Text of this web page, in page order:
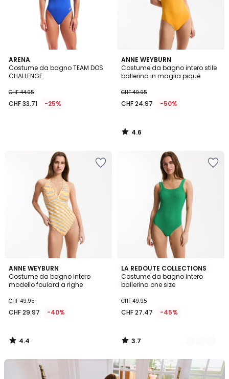
ARENA
Costume da bagno TEAM DOS
CHALLENGE
CHF 44.95
CHF 33.71 -25%
ANNE WEYBURN
Costume da bagno intero stile
ballerina in maglia piqué
CHF 49.95
CHF 24.97 -50%
4.6
/ 5
4.6
/
ANNE WEYBURN
Costume da bagno intero
modello foulard a righe
CHF 49.95
CHF 29.97 -40%
4.4
/ 5
4.4
/
Il
LA REDOUTE COLLECTIONS
Costume da bagno intero
ballerina one size
CHF 49.95
CHF 27.47 -45%
3.7
/ 5
2
Colori
3.7
/